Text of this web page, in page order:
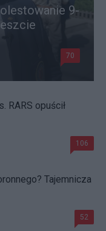
9-
70
RARS opuścił
106
Tajemnicza
52